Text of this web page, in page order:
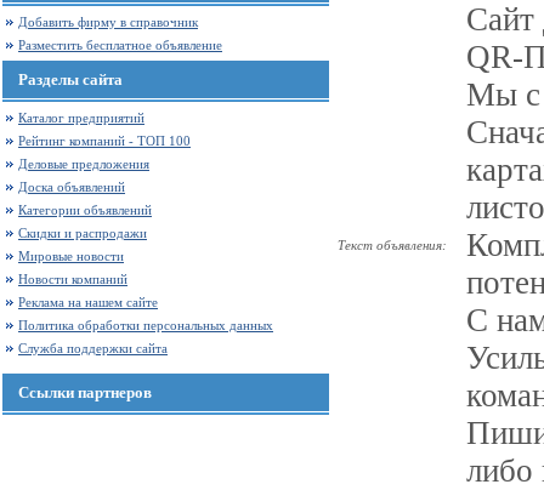
Добавить фирму в справочник
Разместить бесплатное объявление
Разделы сайта
Каталог предприятий
Рейтинг компаний - ТОП 100
Деловые предложения
Доска объявлений
Категории объявлений
Скидки и распродажи
Мировые новости
Новости компаний
Реклама на нашем сайте
Политика обработки персональных данных
Служба поддержки сайта
Ссылки партнеров
Текст объявления:
Сайт
QR-
Мы с
С
либо